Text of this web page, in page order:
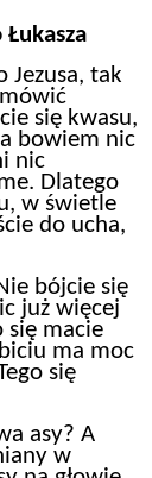
Jezusa, tak
się kwasu,
bowiem nic
nic
Dlatego
w świetle
do ucha,
bójcie się
już więcej
się macie
ma moc
się
asy? A
w